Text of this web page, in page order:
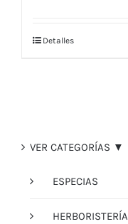
Detalles
VER CATEGORÍAS ▼
ESPECIAS
HERBORISTERÍA